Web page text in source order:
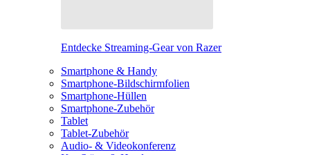
Entdecke Streaming-Gear von Razer
Smartphone & Handy
Smartphone-Bildschirmfolien
Smartphone-Hüllen
Smartphone-Zubehör
Tablet
Tablet-Zubehör
Audio- & Videokonferenz